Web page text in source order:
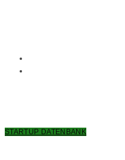
STARTUP DATENBANK